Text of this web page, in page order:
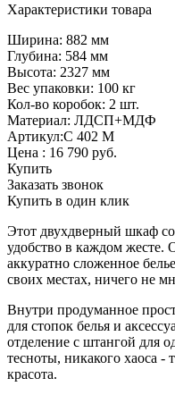
Характеристики товара
Ширина: 882 мм
Глубина: 584 мм
Высота: 2327 мм
Вес упаковки: 100 кг
Кол-во коробок: 2 шт.
Материал: ЛДСП+МДФ
Артикул:С 402 М
Цена : 16 790 руб.
Купить
Заказать звонок
Купить в один клик
Этот двухдверный шкаф
удобство в каждом жесте.
аккуратно сложенное
своих местах, ничего не
Внутри продуманное
для стопок белья и
отделение с штангой для
тесноты, никакого хаоса -
красота.